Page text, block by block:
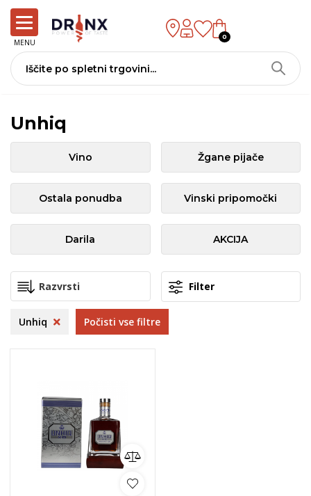
MENU
0
Unhiq
Vino Žgane pijače
Ostala ponudba Vinski pripomočki
Darila AKCIJA
Filter
Unhiq Počisti vse filtre